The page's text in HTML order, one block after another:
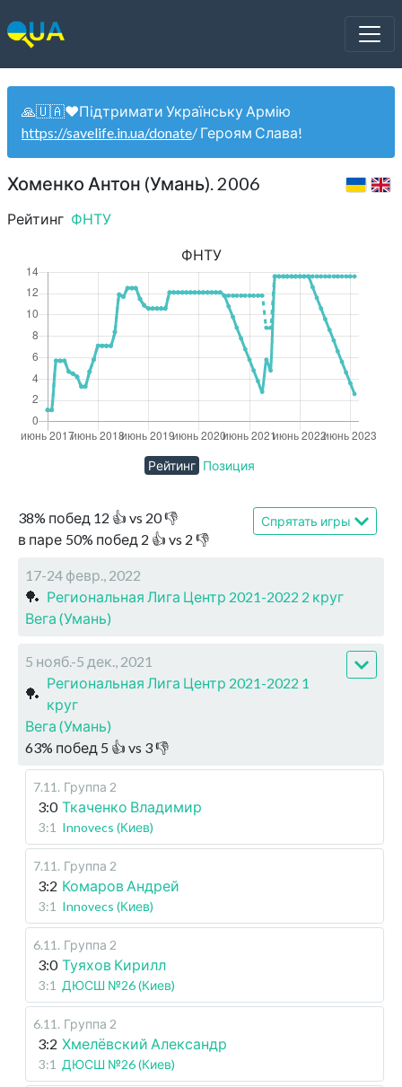
🙏🇺🇦❤️Підтримати Українську Армію
https://savelife.in.ua/donate/ Героям Слава!
Хоменко Антон (Умань). 2006
Рейтинг ФНТУ
38% побед 12 👍 vs 20👎
в паре 50% побед 2 👍 vs 2 👎
Спрятать игры
17-24 февр., 2022
🏓 Региональная Лига Центр 2021-2022 2 круг
Вега (Умань)
5 нояб.-5 дек., 2021
🏓
Региональная Лига Центр 2021-2022 1
круг
Вега (Умань)
63% побед 5 👍 vs 3👎
7.11 . Группа 2
3:0 Ткаченко Владимир
3:1 Innovecs (Киев)
7.11 . Группа 2
3:2 Комаров Андрей
3:1 Innovecs (Киев)
6.11 . Группа 2
3:0 Туяхов Кирилл
3:1 ДЮСШ №26 (Киев)
6.11 . Группа 2
3:2 Хмелёвский Александр
3:1 ДЮСШ №26 (Киев)
ФНТУ
Рейтинг Позиция